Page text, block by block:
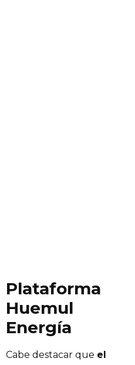
Plataforma
Huemul
Energía
Cabe destacar que el